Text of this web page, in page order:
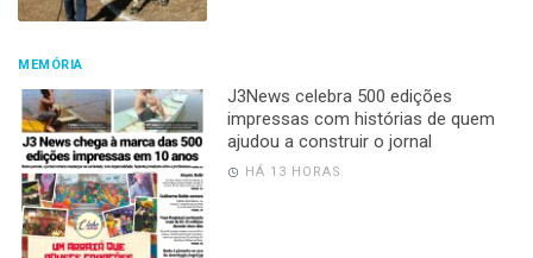
MEMÓRIA
J3News celebra 500 edições
impressas com histórias de quem
ajudou a construir o jornal
HÁ 13 HORAS